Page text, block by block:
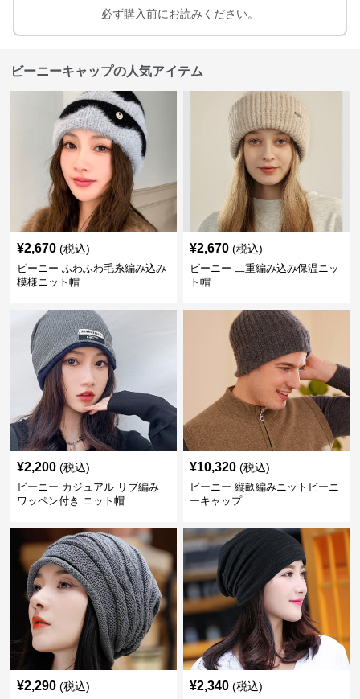
必ず購入前にお読みください。
ビーニーキャップの人気アイテム
¥2,670 (税込)
ビーニー ふわふわ毛糸編み込み
模様ニット帽
¥2,670 (税込)
ビーニー 二重編み込み保温ニッ
ト帽
¥2,200 (税込)
ビーニー カジュアル リブ編み
ワッペン付き ニット帽
¥10,320 (税込)
ビーニー 縦畝編みニットビーニ
ーキャップ
¥2,290 (税込) ¥2,340 (税込)